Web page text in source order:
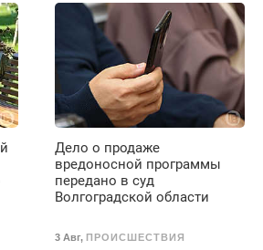
–
до 40%.
со стажем.
Дело о продаже
вредоносной программы
передано в суд
Волгоградской области
3 Авг, ПРОИСШЕСТВИЯ